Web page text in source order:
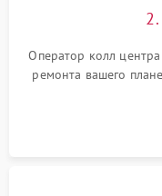
Оператор колл
ремонта вашего